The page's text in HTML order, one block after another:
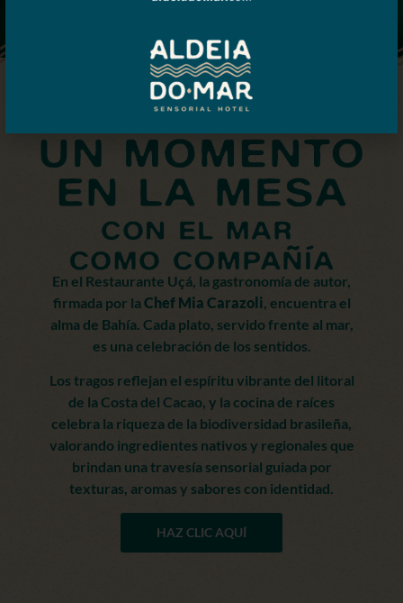
En el Restaurante Uçá, la gastronomía de autor,
firmada por laChef Mia Carazoli, encuentra el
alma de Bahía. Cada plato, servido frente al mar,
es una celebración de los sentidos.
Los tragos reflejan el espíritu vibrante del litoral
de la Costa del Cacao, y la cocina de raíces
celebra la riqueza de la biodiversidad brasileña,
valorando ingredientes nativos y regionales que
brindan una travesía sensorial guiada por
texturas, aromas y sabores con identidad.
HAZ CLIC AQUÍ